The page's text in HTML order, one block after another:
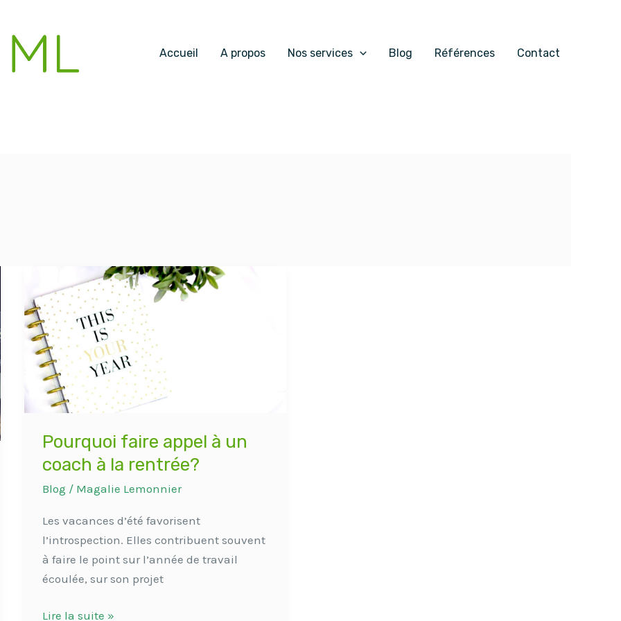
Accueil A propos Nos services Blog Références Contact
Pourquoi faire appel à un
coach à la rentrée?
Blog / Magalie Lemonnier
Les vacances d’été favorisent
l’introspection. Elles contribuent souvent
à faire le point sur l’année de travail
écoulée, sur son projet
Pourquoi
faire
appel
à
un
coach
à
la
Lire la suite »